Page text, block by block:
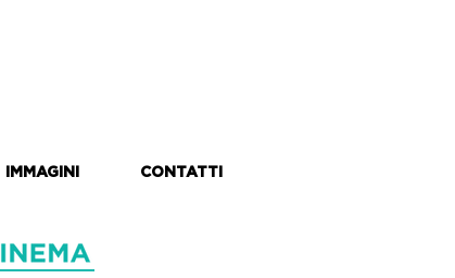
IMMAGINI CONTATTI